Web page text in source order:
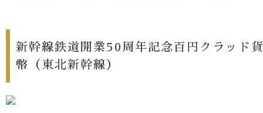
新幹線鉄道開業50周年記念百円クラッド
幣（東北新幹線）